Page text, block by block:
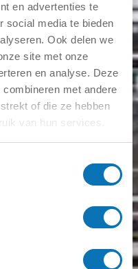
en advertenties te
social media te bieden
Ook delen we
site met onze
en analyse. Deze
met andere
of die ze hebben
van hun services.
halten. Gleichzeitig sind
und häufig für ei